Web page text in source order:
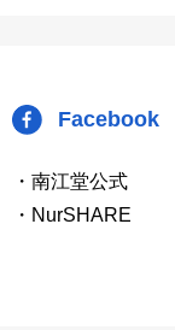
Facebook
・南江堂公式
・NurSHARE